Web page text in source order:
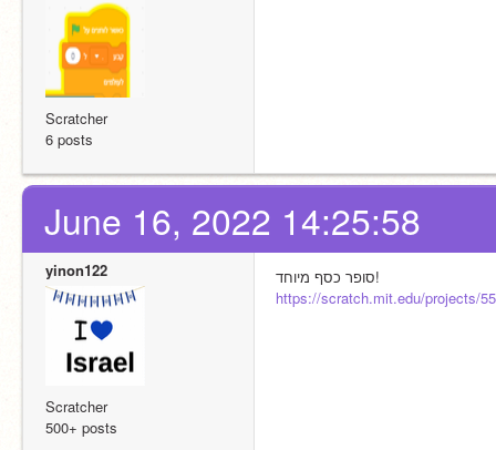
Scratcher
6 posts
June 16, 2022 14:25:58
yinon122
Scratcher
500+ posts
סופר כסף מיוחד!
https://scratch.mit.edu/projects/